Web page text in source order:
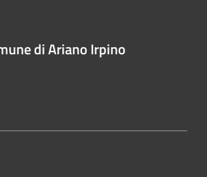
di Ariano Irpino